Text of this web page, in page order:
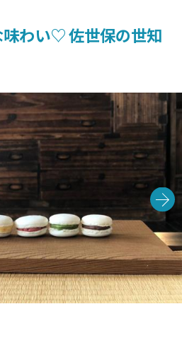
味わい♡ 佐世保の世知